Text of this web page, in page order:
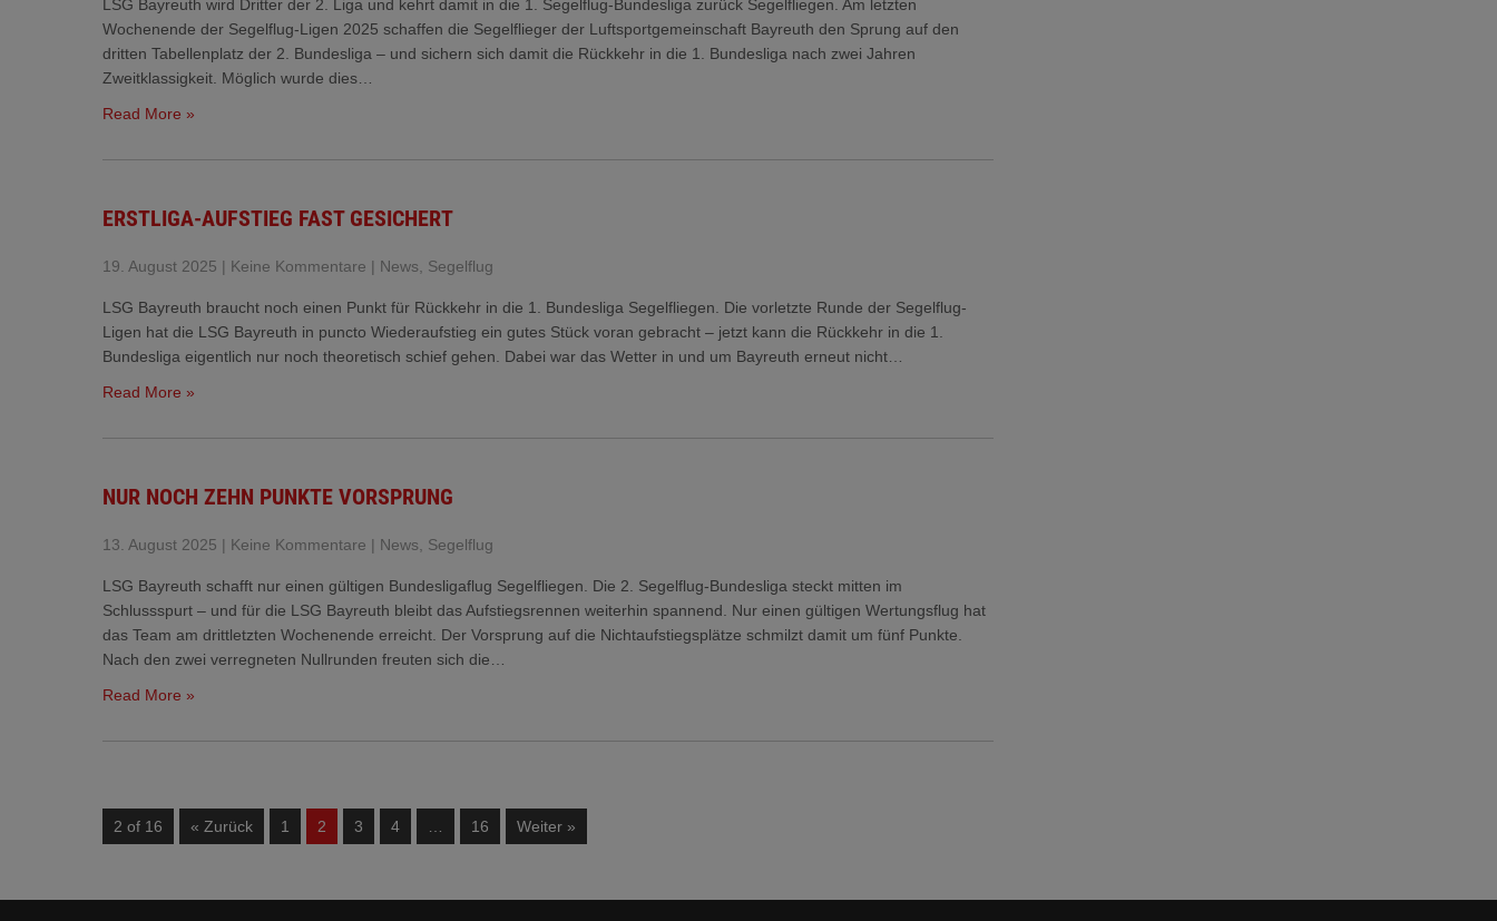
LSG Bayreuth wird Dritter der 2. Liga und kehrt damit in die 1. Segelflug-Bundesliga zurück Segelfliegen. Am letzten
Wochenende der Segelflug-Ligen 2025 schaffen die Segelflieger der Luftsportgemeinschaft Bayreuth den Sprung auf den
dritten Tabellenplatz der 2. Bundesliga – und sichern sich damit die Rückkehr in die 1. Bundesliga nach zwei Jahren
Zweitklassigkeit. Möglich wurde dies…
Read More »
ERSTLIGA-AUFSTIEG FAST GESICHERT
19. August 2025 | Keine Kommentare | News Segelflug
LSG Bayreuth braucht noch einen Punkt für Rückkehr in die 1. Bundesliga Segelfliegen. Die vorletzte Runde der Segelflug-
Ligen hat die LSG Bayreuth in puncto Wiederaufstieg ein gutes Stück voran gebracht – jetzt kann die Rückkehr in die 1.
Bundesliga eigentlich nur noch theoretisch schief gehen. Dabei war das Wetter in und um Bayreuth erneut nicht…
Read More »
NUR NOCH ZEHN PUNKTE VORSPRUNG
13. August 2025 | Keine Kommentare | News Segelflug
LSG Bayreuth schafft nur einen gültigen Bundesligaflug Segelfliegen. Die 2. Segelflug-Bundesliga steckt mitten im
Schlussspurt – und für die LSG Bayreuth bleibt das Aufstiegsrennen weiterhin spannend. Nur einen gültigen Wertungsflug hat
das Team am drittletzten Wochenende erreicht. Der Vorsprung auf die Nichtaufstiegsplätze schmilzt damit um fünf Punkte.
Nach den zwei verregneten Nullrunden freuten sich die…
Read More »
2 of 16 « Zurück 1 2 3 4 16 Weiter »